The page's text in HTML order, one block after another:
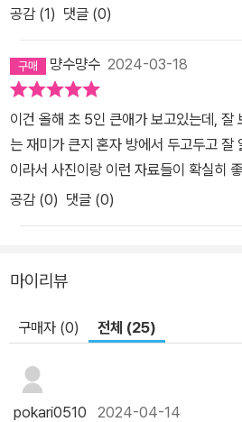
공감 (1) 댓글 (0)
먕수먕수 2024-03-18
이건 올해 초 5인 큰애가 보고있는데, 잘
는 재미가 큰지 혼자 방에서 두고두고 잘
이라서 사진이랑 이런 자료들이 확실히
공감 (0) 댓글 (0)
마이리뷰
구매자 (0) 전체 (25)
pokari0510 2024-04-14